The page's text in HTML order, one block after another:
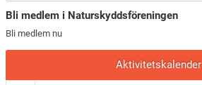
Bli medlem i Naturskyddsföreningen
Bli medlem nu
Aktivitetskalender